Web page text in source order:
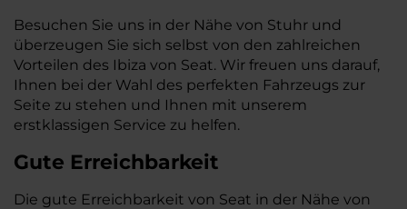
Besuchen Sie uns in der Nähe von Stuhr und
überzeugen Sie sich selbst von den zahlreichen
Vorteilen des Ibiza von Seat. Wir freuen uns darauf,
Ihnen bei der Wahl des perfekten Fahrzeugs zur
Seite zu stehen und Ihnen mit unserem
erstklassigen Service zu helfen.
Gute Erreichbarkeit
Die gute Erreichbarkeit von Seat in der Nähe von